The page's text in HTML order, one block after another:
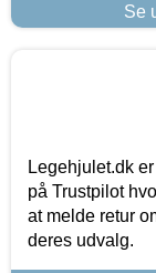
Se
Legehjulet.dk
på Trustpilot
at melde retur
deres udvalg.